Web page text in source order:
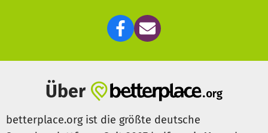
Über
betterplace.org ist die größte deutsche